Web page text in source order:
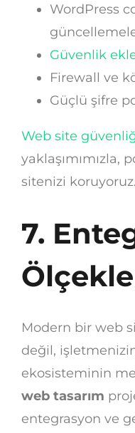
WordPress
Güvenlik
Firewall ve
Güçlü şifre
Web site
yaklaşımımızla,
sitenizi koruyoruz.
7.
Modern bir web
değil,
ekosisteminin
web tasarım
entegrasyon ve